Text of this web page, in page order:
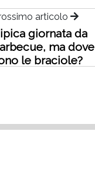
articolo
giornata da
ma dove
le braciole?